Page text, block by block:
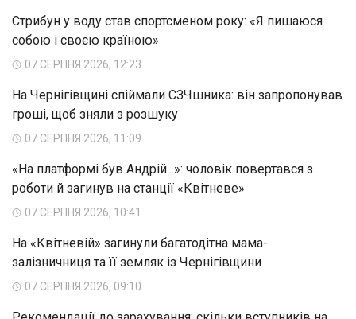
Стрибун у воду став спортсменом року: «Я пишаюся
собою і своєю країною»
07 СЕРПНЯ 2026, 12:23
На Чернігівщині спіймали СЗЧшника: він запропонував
гроші, щоб зняли з розшуку
07 СЕРПНЯ 2026, 11:09
«На платформі був Андрій...»: чоловік повертався з
роботи й загинув на станції «Квітневе»
07 СЕРПНЯ 2026, 10:41
На «Квітневій» загинули багатодітна мама-
залізничниця та її земляк із Чернігівщини
07 СЕРПНЯ 2026, 09:10